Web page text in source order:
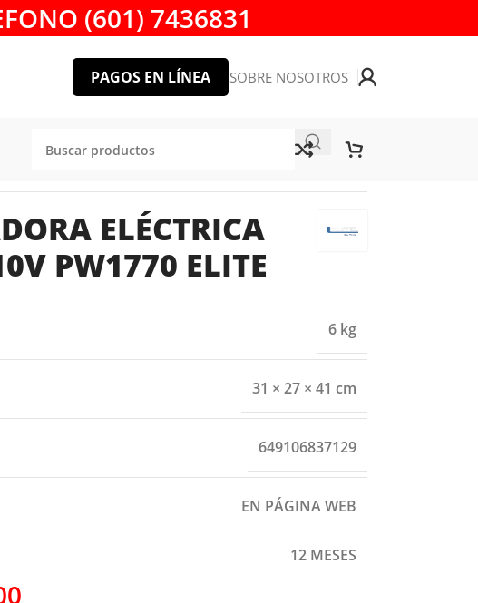
(601) 7436831
PAGOS EN LÍNEA SOBRE NOSOTROS
ELÉCTRICA
PW1770 ELITE
6 kg
31 × 27 × 41 cm
649106837129
EN PÁGINA WEB
12 MESES